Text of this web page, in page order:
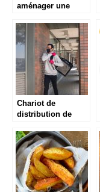
aménager une
dans le salon ?
Chariot de
distribution de
que c’est?